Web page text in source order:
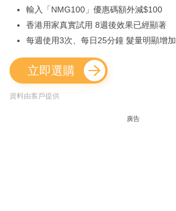
輸入「NMG100」優惠碼額外減$100
香港用家真實試用 8週後效果已經顯著
每週使用3次、每日25分鐘 髮量明顯增加
立即選購
資料由客戶提供
廣告